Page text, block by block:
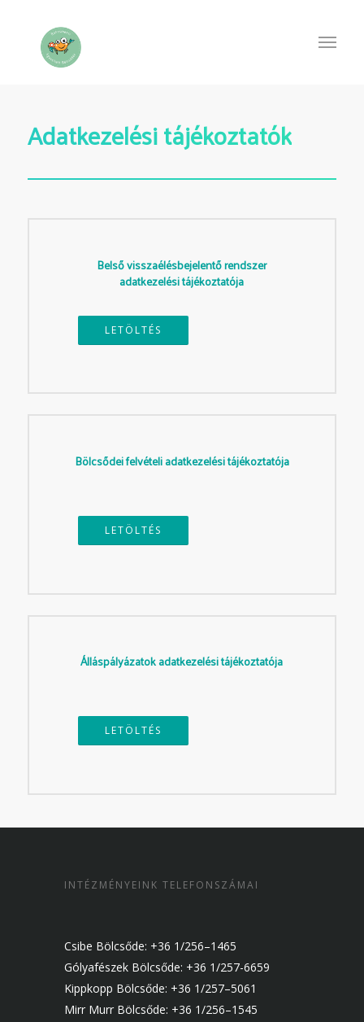
Adatkezelési tájékoztatók
Belső visszaélésbejelentő rendszer
adatkezelési tájékoztatója
LETÖLTÉS
Bölcsődei felvételi adatkezelési tájékoztatója
LETÖLTÉS
Álláspályázatok adatkezelési tájékoztatója
LETÖLTÉS
INTÉZMÉNYEINK TELEFONSZÁMAI
Csibe Bölcsőde: +36 1/256–1465
Gólyafészek Bölcsőde: +36 1/257-6659
Kippkopp Bölcsőde: +36 1/257–5061
Mirr Murr Bölcsőde: +36 1/256–1545